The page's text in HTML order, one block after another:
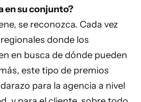
en su conjunto?
se reconozca. Cada vez
donde los
en busca de dónde pueden
este tipo de premios
para la agencia a nivel